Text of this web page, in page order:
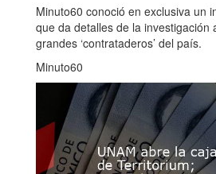
Minuto60 conoció en exclusiva un
que da detalles de la investigación
grandes ‘contrataderos’ del país.
Minuto60